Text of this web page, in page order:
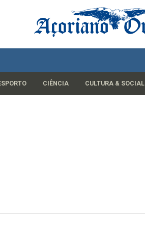
CIÊNCIA CULTURA & SOCIAL